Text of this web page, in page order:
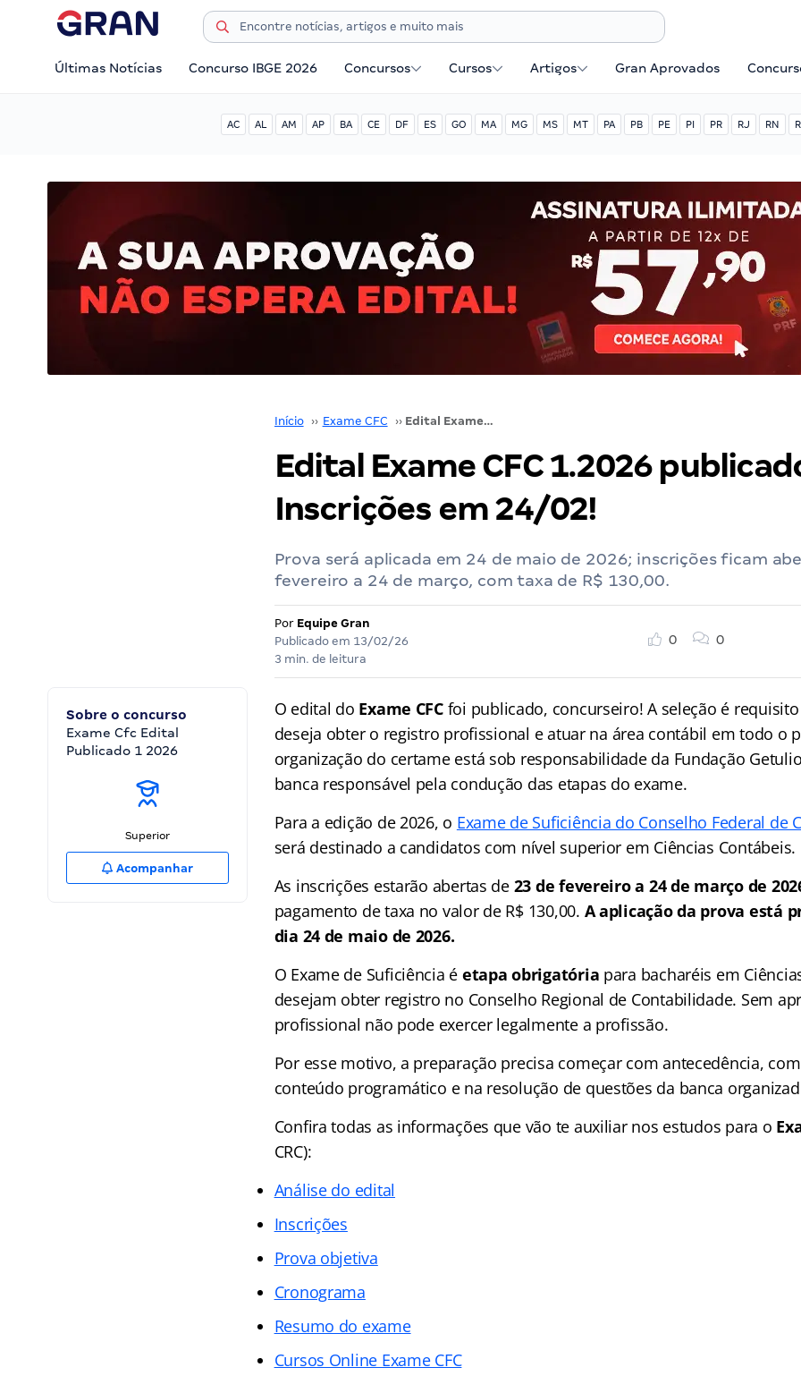
Últimas Notícias Concurso IBGE 2026 Concursos Cursos Artigos Gran Aprovados
AC AL AM AP BA CE DF ES GO MA MG MS MT PA PB PE PI PR RJ RN
Início ›› Exame CFC ›› Edital Exame CFC 1.2026 publicado! Inscrições em 24/02!
Edital Exame CFC 1.2026
Inscrições em 24/02!
Prova será aplicada em 24 de maio de 2026; inscrições ficam
fevereiro a 24 de março, com taxa de R$ 130,00.
Por Equipe Gran
Publicado em 13/02/26
3 min. de leitura
0 0
Sobre o concurso
Exame Cfc Edital
Publicado 1 2026
Superior
Acompanhar
O edital do Exame CFCfoi publicado, concurseiro! A seleção é
deseja obter o registro profissional e atuar na área contábil em todo o
organização do certame está sob responsabilidade da Fundação Getulio
banca responsável pela condução das etapas do exame.
Para a edição de 2026, o Exame de Suficiência do Conselho Federal de
será destinado a candidatos com nível superior em Ciências Contábeis.
As inscrições estarão abertas de 23 de fevereiro a 24 de março de
pagamento de taxa no valor de R$ 130,00. A aplicação da prova está
dia 24 de maio de 2026.
O Exame de Suficiência é etapa obrigatória para bacharéis em
desejam obter registro no Conselho Regional de Contabilidade. Sem
profissional não pode exercer legalmente a profissão.
Por esse motivo, a preparação precisa começar com antecedência,
conteúdo programático e na resolução de questões da banca
Confira todas as informações que vão te auxiliar nos estudos para o
CRC):
Análise do edital
Inscrições
Prova objetiva
Cronograma
Resumo do exame
Cursos Online Exame CFC